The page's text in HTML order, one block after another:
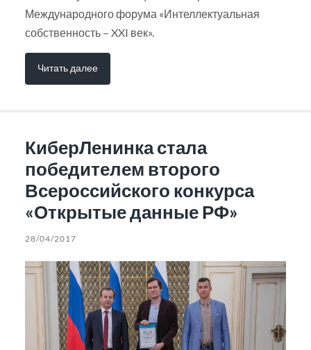
Международного форума «Интеллектуальная
собственность – XXI век».
Читать далее
КиберЛенинка стала
победителем второго
Всероссийского конкурса
«Открытые данные РФ»
28/04/2017